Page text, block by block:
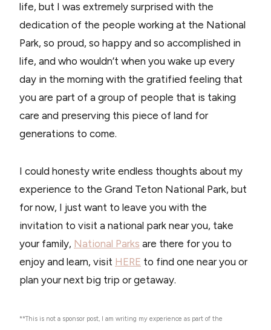
life, but I was extremely surprised with the
dedication of the people working at the National
Park, so proud, so happy and so accomplished in
life, and who wouldn’t when you wake up every
day in the morning with the gratified feeling that
you are part of a group of people that is taking
care and preserving this piece of land for
generations to come.
I could honesty write endless thoughts about my
experience to the Grand Teton National Park, but
for now, I just want to leave you with the
invitation to visit a national park near you, take
your family, National Parks are there for you to
enjoy and learn, visit HERE to find one near you or
plan your next big trip or getaway.
**This is not a sponsor post, I am writing my experience as part of the